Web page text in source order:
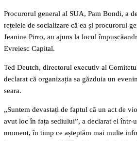
Procurorul general al SUA, Pam Bondi, a
rețelele de socializare că ea și procurorul
Jeanine Pirro, au ajuns la locul
Evreiesc Capital.
Ted Deutch, directorul executiv al
declarat că organizația sa găzduia un
seara.
„Suntem devastați de faptul că un act de
avut loc în fața sediului”, a declarat el într-
moment, în timp ce așteptăm mai multe